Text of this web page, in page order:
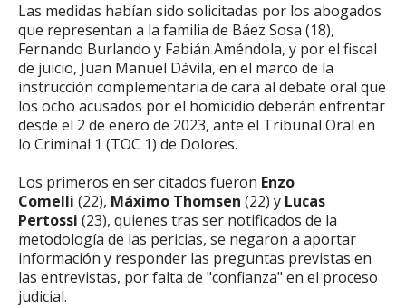
Las medidas habían sido solicitadas por los abogados
que representan a la familia de Báez Sosa (18),
Fernando Burlando y Fabián Améndola, y por el fiscal
de juicio, Juan Manuel Dávila, en el marco de la
instrucción complementaria de cara al debate oral que
los ocho acusados por el homicidio deberán enfrentar
desde el 2 de enero de 2023, ante el Tribunal Oral en
lo Criminal 1 (TOC 1) de Dolores.
Los primeros en ser citados fueron Enzo
Comelli (22), Máximo Thomsen (22) y Lucas
Pertossi (23), quienes tras ser notificados de la
metodología de las pericias, se negaron a aportar
información y responder las preguntas previstas en
las entrevistas, por falta de "confianza" en el proceso
judicial.